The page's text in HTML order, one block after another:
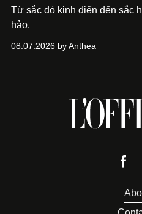
Từ sắc đỏ kinh điển đến sắc
hảo.
08.07.2026 by Anthea